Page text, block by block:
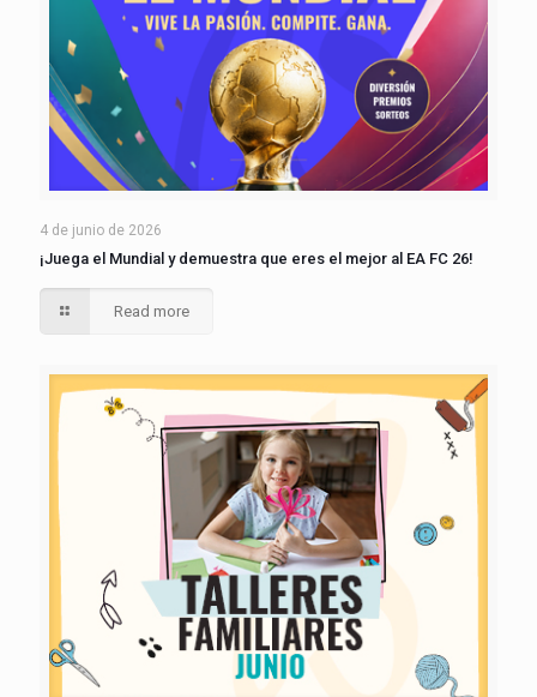
4 de junio de 2026
¡Juega el Mundial y demuestra que eres el mejor al EA FC 26!
Read more